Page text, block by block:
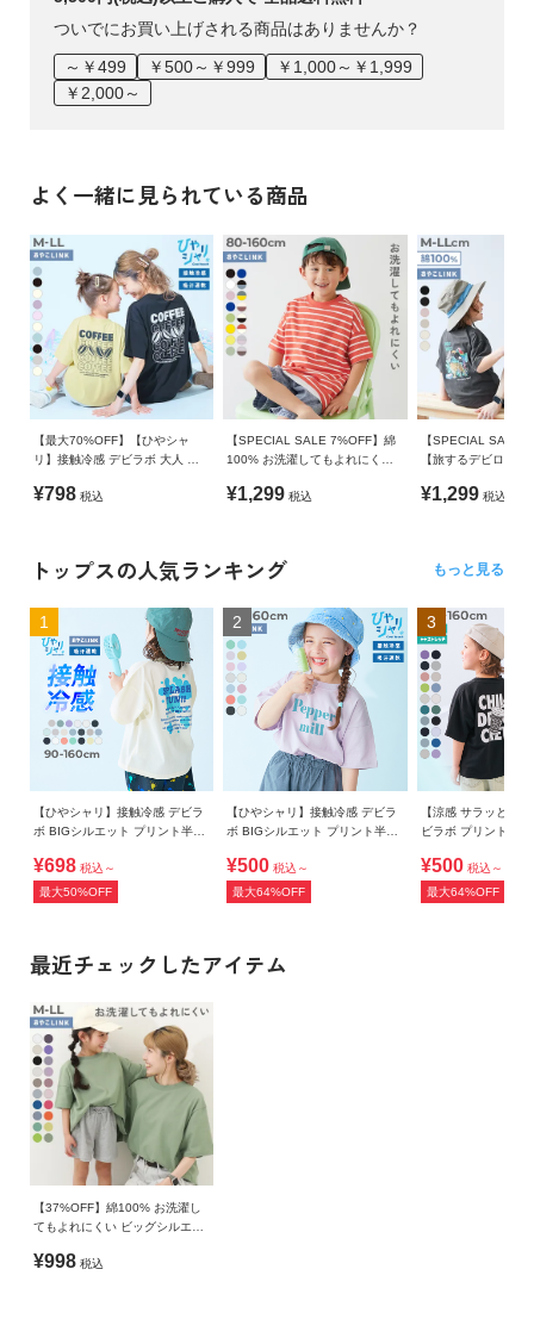
ついでにお買い上げされる商品はありませんか？
～￥499
￥500～￥999
￥1,000～￥1,999
￥2,000～
よく一緒に見られている商品
【最大70%OFF】【ひやシャ
リ】接触冷感 デビラボ 大人 プ
¥798 税込
【SPECIAL SALE 7%OFF】綿
100% お洗濯してもよれにくい
Tシャツ
¥1,299 税込
【SPECIAL SALE
【旅するデビロック
¥1,299 税込
トップスの人気ランキング もっと見る
1
【ひやシャリ】接触冷感 デビラ
ボ BIGシルエット プリント半袖
¥698 税込～
最大50%OFF
2
【ひやシャリ】接触冷感 デビラ
ボ BIGシルエット プリント半袖
¥500 税込～
最大64%OFF
3
【涼感 サラッとメ
ビラボ プリント 半
¥500 税込～
最大64%OFF
最近チェックしたアイテム
【37%OFF】綿100% お洗濯し
てもよれにくい ビッグシルエッ
¥998 税込